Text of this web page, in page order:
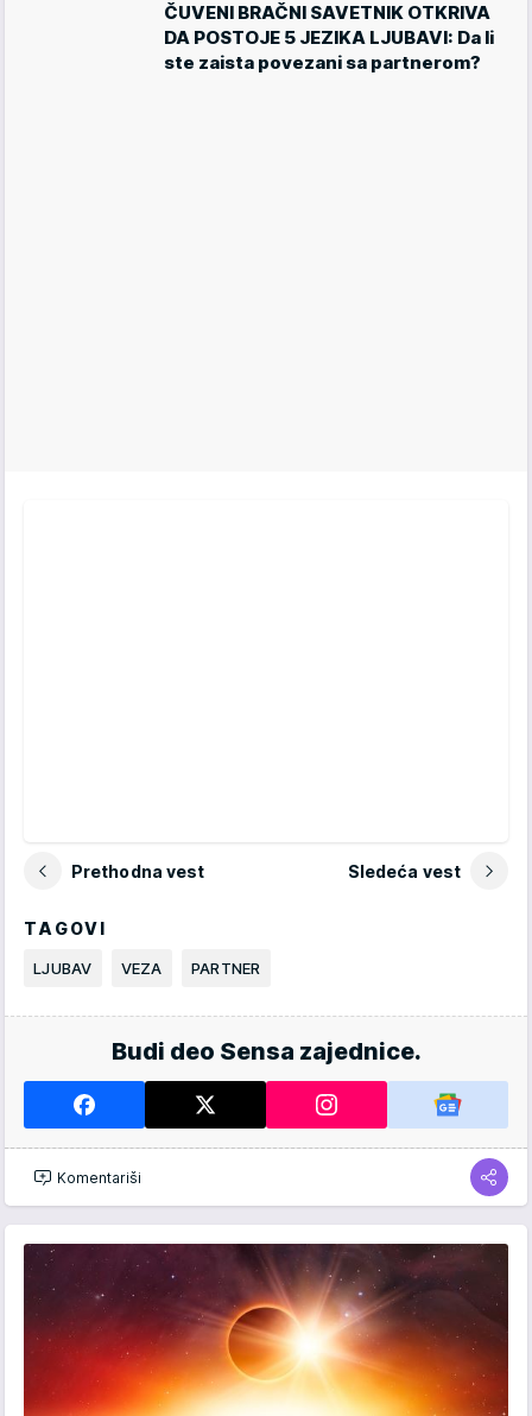
ČUVENI BRAČNI SAVETNIK OTKRIVA
DA POSTOJE 5 JEZIKA LJUBAVI: Da li
ste zaista povezani sa partnerom?
Prethodna vest Sledeća vest
TAGOVI
LJUBAV VEZA PARTNER
Budi deo Sensa zajednice.
Komentariši